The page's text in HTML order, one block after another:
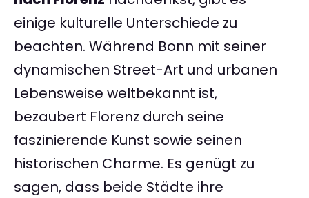
einige kulturelle Unterschiede zu
beachten. Während Bonn mit seiner
dynamischen Street-Art und urbanen
Lebensweise weltbekannt ist,
bezaubert Florenz durch seine
faszinierende Kunst sowie seinen
historischen Charme. Es genügt zu
sagen, dass beide Städte ihre